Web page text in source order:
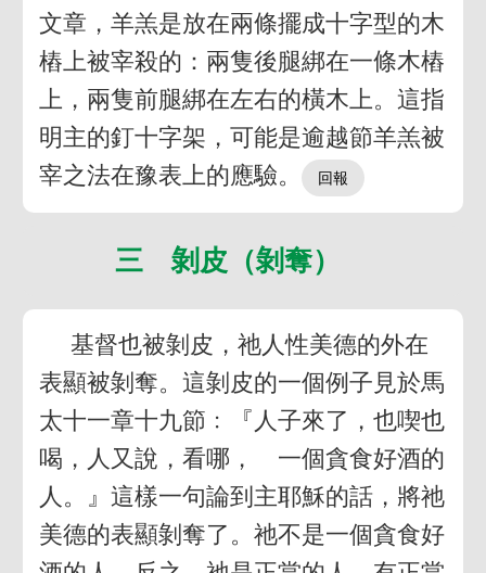
文章，羊羔是放在兩條擺成十字型的木
樁上被宰殺的：兩隻後腿綁在一條木樁
上，兩隻前腿綁在左右的橫木上。這指
明主的釘十字架，可能是逾越節羊羔被
宰之法在豫表上的應驗。
三 剝皮（剝奪）
基督也被剝皮，祂人性美德的外在
表顯被剝奪。這剝皮的一個例子見於馬
太十一章十九節﹕『人子來了，也喫也
喝，人又說，看哪， 一個貪食好酒的
人。』這樣一句論到主耶穌的話，將祂
美德的表顯剝奪了。祂不是一個貪食好